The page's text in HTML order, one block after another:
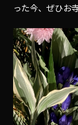
った今、ぜひお